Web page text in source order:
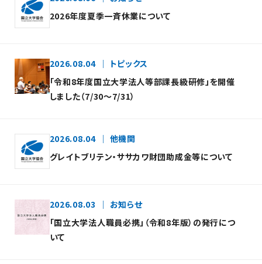
2026年度夏季一斉休業について
2026.08.04
トピックス
「令和8年度国立大学法人等部課長級研修」を開催
しました（7/30～7/31）
2026.08.04
他機関
グレイトブリテン・ササカワ財団助成金等について
2026.08.03
お知らせ
「国立大学法人職員必携」（令和8年版）の発行につ
いて